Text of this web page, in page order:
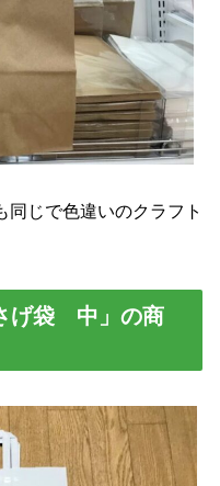
同じで色違いのクラフト
げ袋 中」の商